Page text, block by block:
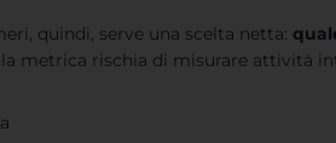
quindi, serve una scelta netta:
la metrica rischia di misurare attività